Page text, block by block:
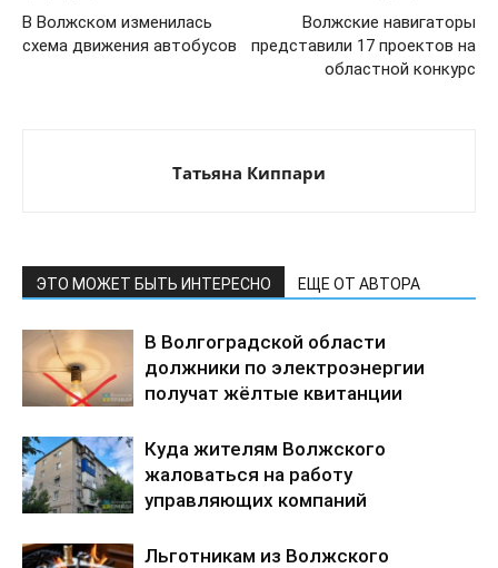
В Волжском изменилась
схема движения автобусов
Волжские навигаторы
представили 17 проектов на
областной конкурс
Татьяна Киппари
ЭТО МОЖЕТ БЫТЬ ИНТЕРЕСНО ЕЩЕ ОТ АВТОРА
В Волгоградской области
должники по электроэнергии
получат жёлтые квитанции
Куда жителям Волжского
жаловаться на работу
управляющих компаний
Льготникам из Волжского